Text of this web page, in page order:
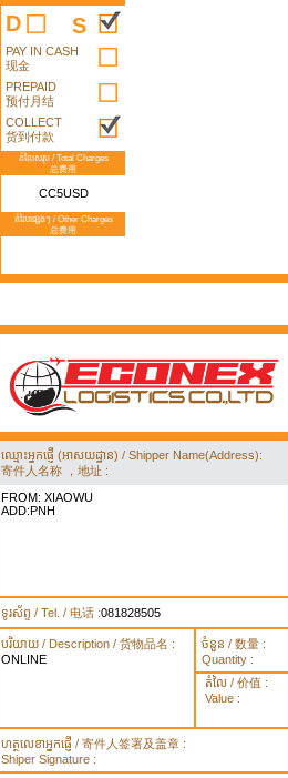
D S
PAY IN CASH
现金
PREPAID
预付月结
COLLECT
货到付款
តំលៃសរុប / Total Charges
总费用
CC5USD
តំលៃផ្សេងៗ / Other Charges
总费用
ឈ្មោះអ្នកផ្ញើ (អាសយដ្ឋាន) / Shipper Name(Address):
寄件人名称 ，地址 :
FROM: XIAOWU
ADD:PNH
ទូរស័ព្ទ / Tel. / 电话 :081828505
បរិយាយ / Description / 货物品名 :
ONLINE
ចំនួន / 数量 :
Quantity :
តំលៃ / 价值 :
Value :
ហត្ថលេខាអ្នកផ្ញើ / 寄件人签署及盖章 :
Shiper Signature :